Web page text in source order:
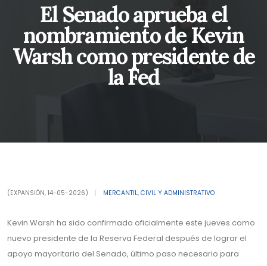
El Senado aprueba el
nombramiento de Kevin
Warsh como presidente de
la Fed
(EXPANSIÓN, 14-05-2026) MERCANTIL, CIVIL Y ADMINISTRATIVO
Kevin Warsh ha sido confirmado oficialmente este jueves como
nuevo presidente de la Reserva Federal después de lograr el
apoyo mayoritario del Senado, último paso necesario para